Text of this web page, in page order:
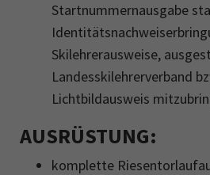
Startnummernausgabe
Skilehrerausweise,
Landesskilehrerverband
Lichtbildausweis
AUSRÜSTUNG:
komplette